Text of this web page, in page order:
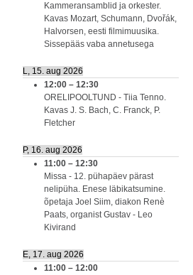
Kammeransamblid ja orkester.
Kavas Mozart, Schumann, Dvořák,
Halvorsen, eesti filmimuusika.
Sissepääs vaba annetusega
L, 15. aug 2026
12:00 – 12:30
ORELIPOOLTUND - Tiia Tenno.
Kavas J. S. Bach, C. Franck, P.
Fletcher
P, 16. aug 2026
11:00 – 12:30
Missa - 12. pühapäev pärast
nelipüha. Enese läbikatsumine.
õpetaja Joel Siim, diakon Renè
Paats, organist Gustav - Leo
Kivirand
E, 17. aug 2026
11:00 – 12:00